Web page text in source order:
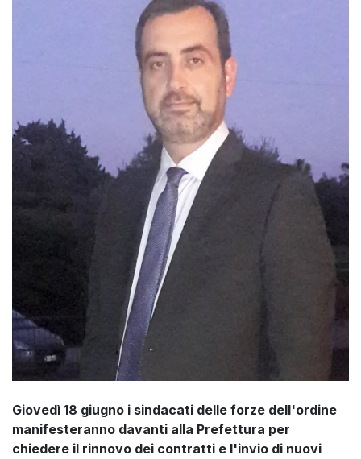
Giovedì 18 giugno i sindacati delle forze dell'ordine
manifesteranno davanti alla Prefettura per
chiedere il rinnovo dei contratti e l'invio di nuovi